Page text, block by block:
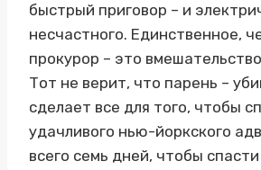
быстрый приговор – и
несчастного. Единственное,
прокурор – это
Тот не верит, что парень –
сделает все для того, чтобы
удачливого нью-йоркского
всего семь дней, чтобы